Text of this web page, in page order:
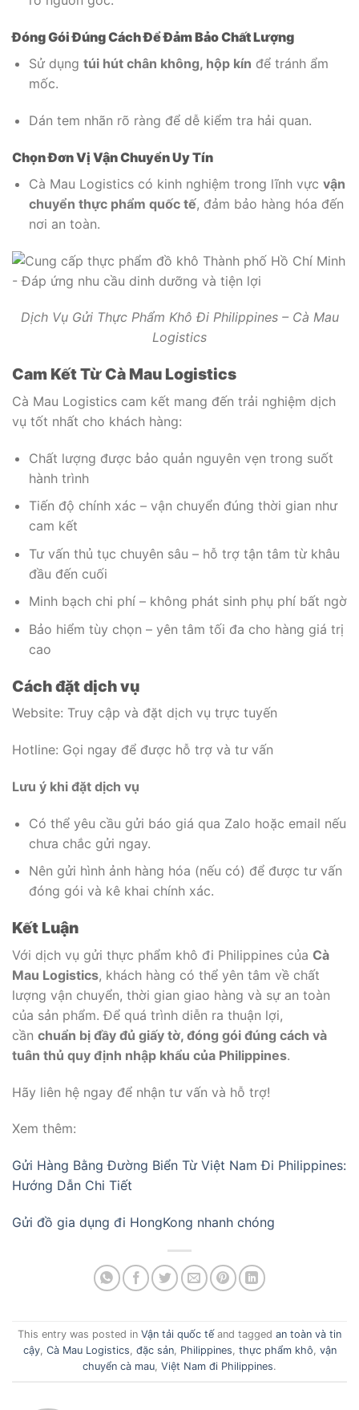
Đóng Gói Đúng Cách Để Đảm Bảo Chất Lượng
Sử dụng túi hút chân không, hộp kín để tránh ẩm
mốc.
Dán tem nhãn rõ ràng để dễ kiểm tra hải quan.
Chọn Đơn Vị Vận Chuyển Uy Tín
Cà Mau Logistics có kinh nghiệm trong lĩnh vực vận
chuyển thực phẩm quốc tế, đảm bảo hàng hóa đến
nơi an toàn.
Dịch Vụ Gửi Thực Phẩm Khô Đi Philippines – Cà Mau
Logistics
Cam Kết Từ Cà Mau Logistics
Cà Mau Logistics cam kết mang đến trải nghiệm dịch
vụ tốt nhất cho khách hàng:
Chất lượng được bảo quản nguyên vẹn trong suốt
hành trình
Tiến độ chính xác – vận chuyển đúng thời gian như
cam kết
Tư vấn thủ tục chuyên sâu – hỗ trợ tận tâm từ khâu
đầu đến cuối
Minh bạch chi phí – không phát sinh phụ phí bất ngờ
Bảo hiểm tùy chọn – yên tâm tối đa cho hàng giá trị
cao
Cách đặt dịch vụ
Website: Truy cập và đặt dịch vụ trực tuyến
Hotline: Gọi ngay để được hỗ trợ và tư vấn
Lưu ý khi đặt dịch vụ
Có thể yêu cầu gửi báo giá qua Zalo hoặc email nếu
chưa chắc gửi ngay.
Nên gửi hình ảnh hàng hóa (nếu có) để được tư vấn
đóng gói và kê khai chính xác.
Kết Luận
Với dịch vụ gửi thực phẩm khô đi Philippines của Cà
Mau Logistics, khách hàng có thể yên tâm về chất
lượng vận chuyển, thời gian giao hàng và sự an toàn
của sản phẩm. Để quá trình diễn ra thuận lợi,
cần chuẩn bị đầy đủ giấy tờ, đóng gói đúng cách và
tuân thủ quy định nhập khẩu của Philippines.
Hãy liên hệ ngay để nhận tư vấn và hỗ trợ!
Xem thêm:
Gửi Hàng Bằng Đường Biển Từ Việt Nam Đi Philippines:
Hướng Dẫn Chi Tiết
Gửi đồ gia dụng đi HongKong nhanh chóng
This entry was posted in Vận tải quốc tế and tagged an toàn và tin
cậy, Cà Mau Logistics, đặc sản, Philippines, thực phẩm khô, vận
chuyển cà mau, Việt Nam đi Philippines.